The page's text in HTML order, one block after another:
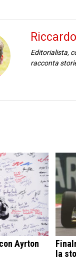
Editorialista,
racconta
Ayrton
la